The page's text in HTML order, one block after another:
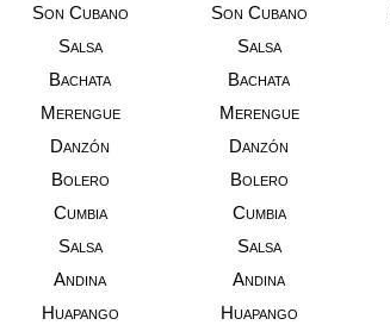
Son Cubano Son Cubano
Salsa Salsa
Bachata Bachata
Merengue Merengue
Danzón Danzón
Bolero Bolero
Cumbia Cumbia
Salsa Salsa
Andina Andina
Huapango Huapango